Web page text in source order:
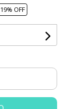
19% OFF